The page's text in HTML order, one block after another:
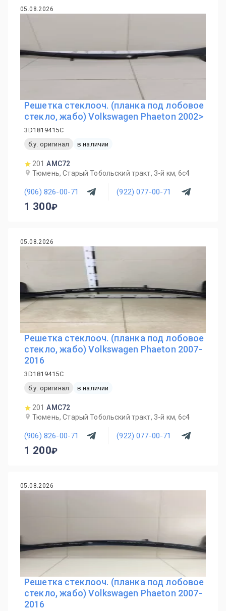
05.08.2026
Решетка стеклооч. (планка под лобовое
стекло, жабо) Volkswagen Phaeton 2002>
3D1819415C
б.у. оригинал
в наличии
201 AMC72
Тюмень, Старый Тобольский тракт, 3-й км, 6с4
(906) 826-00-71 (922) 077-00-71
1 300
05.08.2026
Решетка стеклооч. (планка под лобовое
стекло, жабо) Volkswagen Phaeton 2007-
2016
3D1819415C
б.у. оригинал
в наличии
201 AMC72
Тюмень, Старый Тобольский тракт, 3-й км, 6с4
(906) 826-00-71 (922) 077-00-71
1 200
05.08.2026
Решетка стеклооч. (планка под лобовое
стекло, жабо) Volkswagen Phaeton 2007-
2016